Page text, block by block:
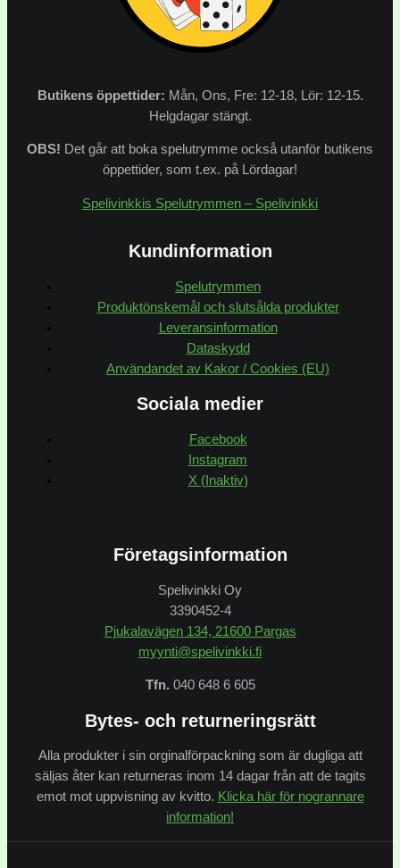
Butikens öppettider: Mån, Ons, Fre: 12-18, Lör: 12-15.
Helgdagar stängt.
OBS! Det går att boka spelutrymme också utanför butikens
öppettider, som t.ex. på Lördagar!
Spelivinkkis Spelutrymmen – Spelivinkki
Kundinformation
Spelutrymmen
Produktönskemål och slutsålda produkter
Leveransinformation
Dataskydd
Användandet av Kakor / Cookies (EU)
Sociala medier
Facebook
Instagram
X (Inaktiv)
Företagsinformation
Spelivinkki Oy
3390452-4
Pjukalavägen 134, 21600 Pargas
myynti@spelivinkki.fi
Tfn. 040 648 6 605
Bytes- och returneringsrätt
Alla produkter i sin orginalförpackning som är dugliga att
säljas åter kan returneras inom 14 dagar från att de tagits
emot mot uppvisning av kvitto. Klicka här för nogrannare
information!